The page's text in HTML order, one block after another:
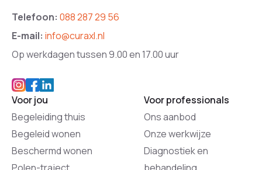
Telefoon: 088 287 29 56
E-mail: info@curaxl.nl
Op werkdagen tussen 9.00 en 17.00 uur
Voor jou
Begeleiding thuis
Begeleid wonen
Beschermd wonen
Voor professionals
Ons aanbod
Onze werkwijze
Diagnostiek en